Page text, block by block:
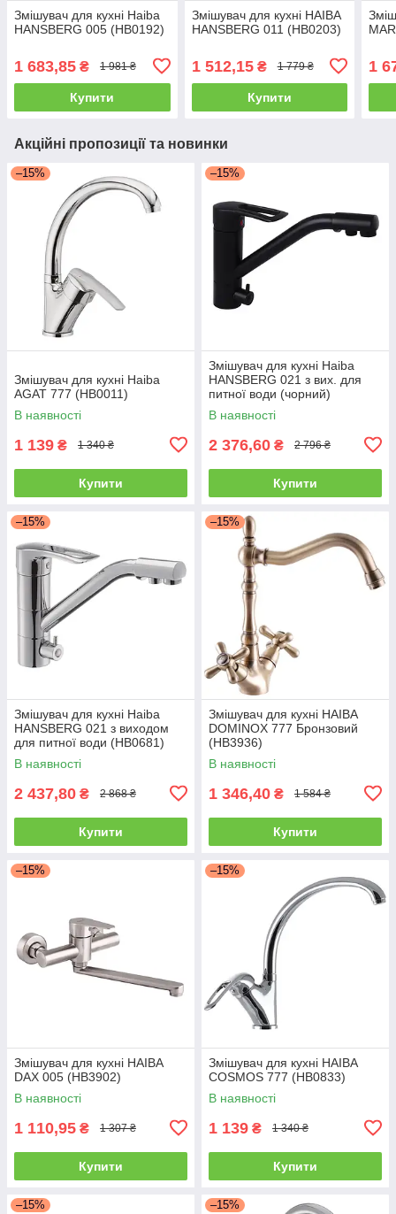
Змішувач для кухні Haiba
HANSBERG 005 (HB0192)
1 683,85 ₴ 1 981 ₴
Купити
Змішувач для кухні HAIBA
HANSBERG 011 (HB0203)
1 512,15₴ 1 779 ₴
Купити
1
Акційні пропозиції та новинки
–15%
Змішувач для кухні Haiba
AGAT 777 (HB0011)
В наявності
1 139 ₴ 1 340 ₴
Купити
–15%
Змішувач для кухні Haiba
HANSBERG 021 з вих. для
питної води (чорний)
(HB3915)
В наявності
2 376,60 ₴ 2 796 ₴
Купити
–15%
Змішувач для кухні Haiba
HANSBERG 021 з виходом
для питної води (HB0681)
В наявності
2 437,80 ₴ 2 868 ₴
Купити
–15%
Змішувач для кухні HAIBA
DOMINOX 777 Бронзовий
(HB3936)
В наявності
1 346,40 ₴ 1 584 ₴
Купити
–15%
Змішувач для кухні HAIBA
DAX 005 (HB3902)
В наявності
1 110,95 ₴ 1 307 ₴
Купити
–15%
Змішувач для кухні HAIBA
COSMOS 777 (HB0833)
В наявності
1 139 ₴ 1 340 ₴
Купити
–15% –15%